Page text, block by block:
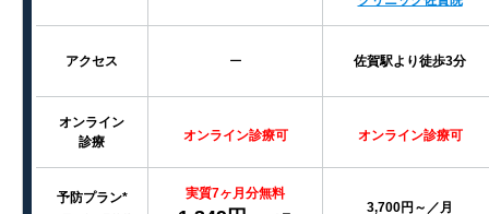
アクセス ー 佐賀駅より徒歩3分
オンライン
診療
オンライン診療可 オンライン診療可
予防プラン* 実質7ヶ月分無料
3,700円～／月